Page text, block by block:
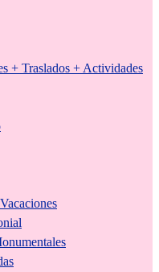
+ Traslados + Actividades